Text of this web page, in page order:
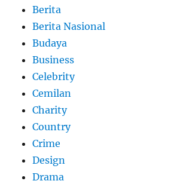
Berita
Berita Nasional
Budaya
Business
Celebrity
Cemilan
Charity
Country
Crime
Design
Drama